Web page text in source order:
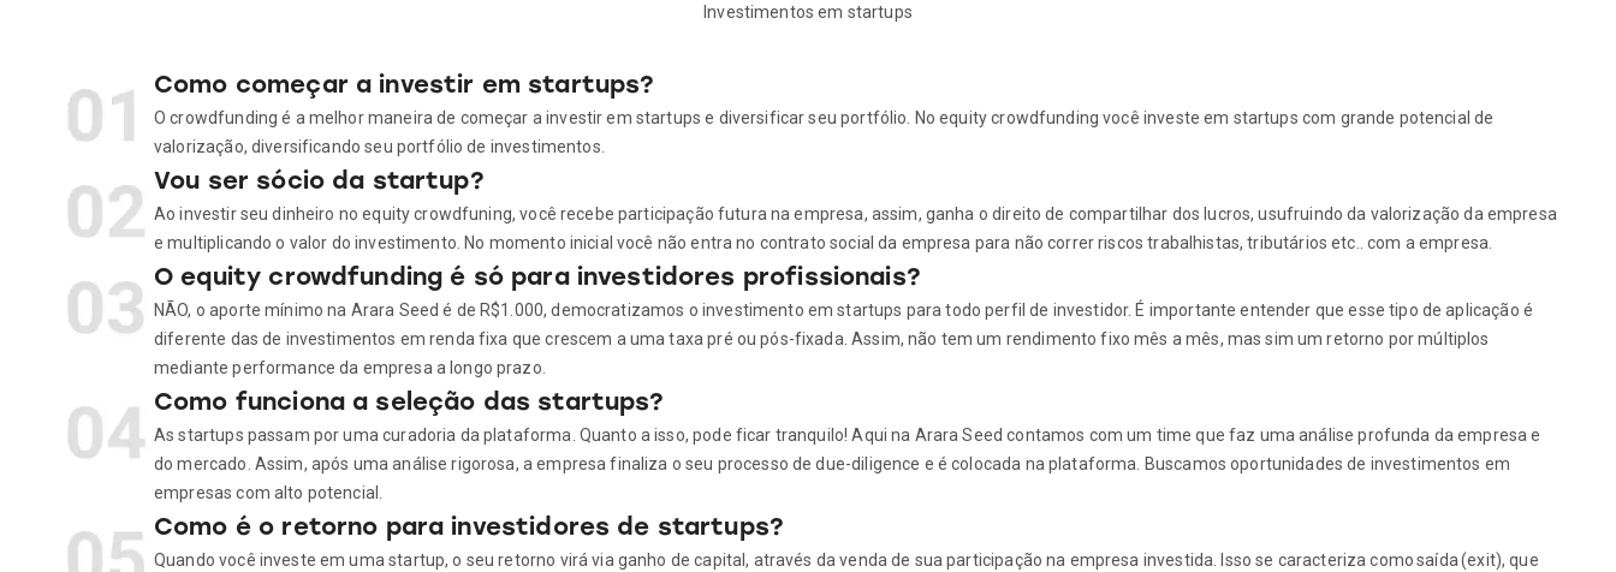
Investimentos em startups
Como começar a investir em startups?
O crowdfunding é a melhor maneira de começar a investir em startups e diversificar seu portfólio. No equity crowdfunding você investe em startups com grande potencial de
valorização, diversificando seu portfólio de investimentos.
Vou ser sócio da startup?
Ao investir seu dinheiro no equity crowdfuning, você recebe participação futura na empresa, assim, ganha o direito de compartilhar dos lucros, usufruindo da valorização da empresa
e multiplicando o valor do investimento. No momento inicial você não entra no contrato social da empresa para não correr riscos trabalhistas, tributários etc.. com a empresa.
O equity crowdfunding é só para investidores profissionais?
NÃO, o aporte mínimo na Arara Seed é de R$1.000, democratizamos o investimento em startups para todo perfil de investidor. É importante entender que esse tipo de aplicação é
diferente das de investimentos em renda fixa que crescem a uma taxa pré ou pós-fixada. Assim, não tem um rendimento fixo mês a mês, mas sim um retorno por múltiplos
mediante performance da empresa a longo prazo.
Como funciona a seleção das startups?
As startups passam por uma curadoria da plataforma. Quanto a isso, pode ficar tranquilo! Aqui na Arara Seed contamos com um time que faz uma análise profunda da empresa e
do mercado. Assim, após uma análise rigorosa, a empresa finaliza o seu processo de due-diligence e é colocada na plataforma. Buscamos oportunidades de investimentos em
empresas com alto potencial.
Como é o retorno para investidores de startups?
Quando você investe em uma startup, o seu retorno virá via ganho de capital, através da venda de sua participação na empresa investida. Isso se caracteriza como saída (exit), que